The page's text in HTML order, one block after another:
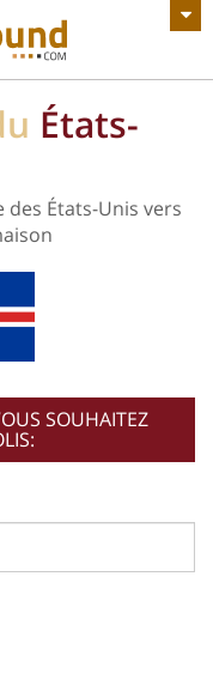
États-
États-Unis vers
SOUHAITEZ